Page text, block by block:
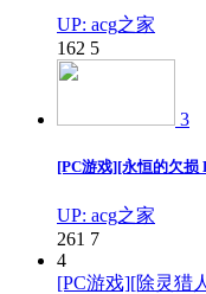
UP: acg之家
162 5
3
[PC游戏][永恒的欠
UP: acg之家
261 7
4
[PC游戏][除灵猎